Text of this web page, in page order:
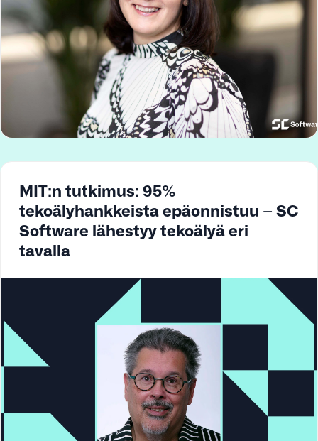
MIT:n tutkimus: 95%
tekoälyhankkeista epäonnistuu – SC
Software lähestyy tekoälyä eri
tavalla